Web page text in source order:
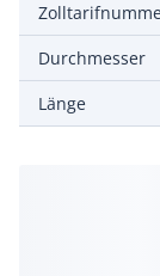
Durchmesser
Länge